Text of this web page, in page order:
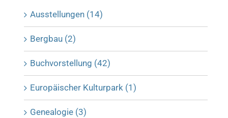
Ausstellungen (14)
Bergbau (2)
Buchvorstellung (42)
Europäischer Kulturpark (1)
Genealogie (3)